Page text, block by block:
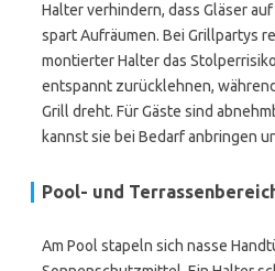
Halter verhindern, dass Gläser
spart Aufräumen. Bei Grillpartys
montierter Halter das
entspannt zurücklehnen,
Grill dreht. Für Gäste sind
kannst sie bei Bedarf anbringen
Pool- und
Am Pool stapeln sich nasse